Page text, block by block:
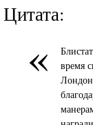
Цитата:
«
время